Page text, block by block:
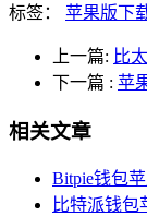
标签： 苹果版下
上一篇: 比
下一篇 : 苹
相关文章
Bitpie钱包
比特派钱包